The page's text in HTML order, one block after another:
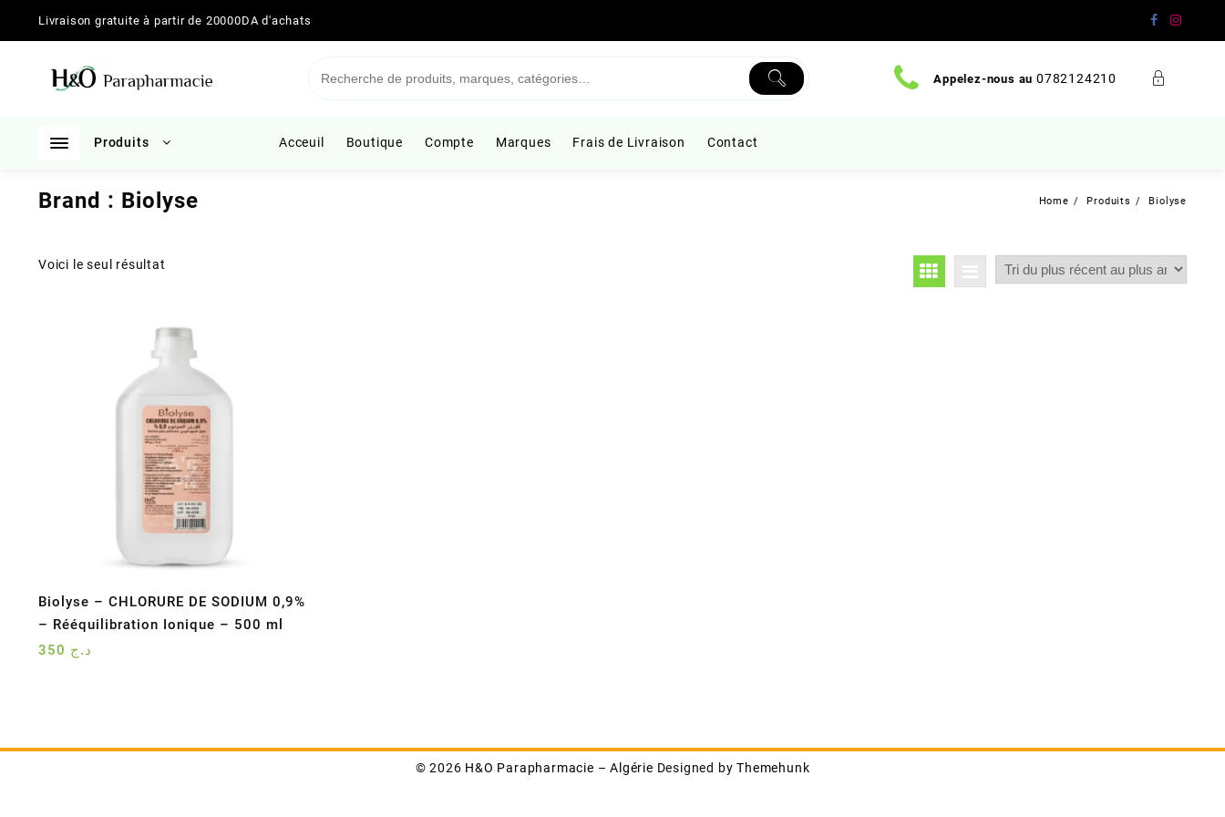
Livraison gratuite à partir de 20000DA d'achats
Appelez-nous au 0782124210
Produits Acceuil Boutique Compte Marques Frais de Livraison Contact
Brand : Biolyse Home Produits Biolyse
Voici le seul résultat
Biolyse – CHLORURE DE SODIUM 0,9%
– Rééquilibration Ionique – 500 ml
د.ج
© 2026 H&O Parapharmacie – Algérie Designed by Themehunk